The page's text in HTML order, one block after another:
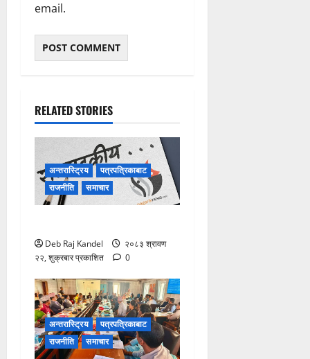
email.
RELATED STORIES
अन्तरास्ट्रिय
पत्रपत्रिकाबाट
राजनीति
समाचार
Deb Raj Kandel
२०८३ श्रावण
२२, शुक्रबार प्रकाशित
0
अन्तरास्ट्रिय
पत्रपत्रिकाबाट
राजनीति
समाचार